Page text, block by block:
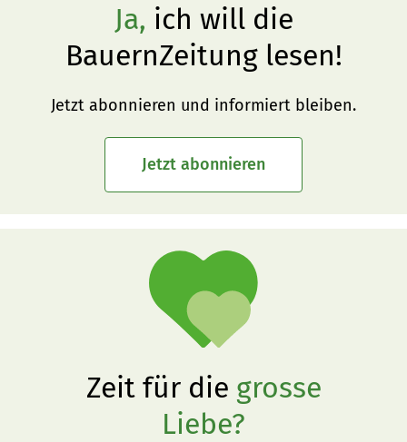
Ja, ich will die
BauernZeitung lesen!
Jetzt abonnieren und informiert bleiben.
Jetzt abonnieren
Zeit für die grosse
Liebe?